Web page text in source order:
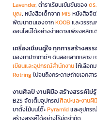
Lavender, ตำราเรียนเข้มข้นของด
บุญ, หนังสือเด็กจากMIS หนังสือจิต
พัฒนาตนเองจากKOOB และวรรณ
ออนไลน์ได้อย่างง่ายดายเพียงคลิกเ
เครื่องเขียนคู่ใจ ทุกการสร้างสรร
มองหาปากกาดีๆ ดินสอหลากหลาย
เขียนและอุปกรณ์สำนักงานให้เลือก
Rotringไปจนถึงกระดาษถ่ายเอกสาร
งานศิลป์ งานฝีมือ สร้างสรรค์ไม่
B2S จัดเต็มอุปกรณ์ศิลปะและงานฝี
ขาตั้งไม้บนโต๊ะPyramidและอุปกร
สร้างสรรค์ได้อย่างไร้ขีดจำกัด